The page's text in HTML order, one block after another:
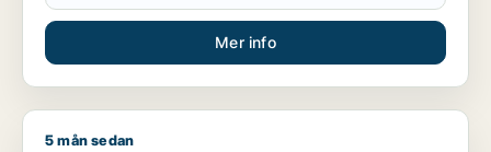
Mer info
Andi söker lager, fastighetsmark, bostadsfastighet eller
5 mån sedan